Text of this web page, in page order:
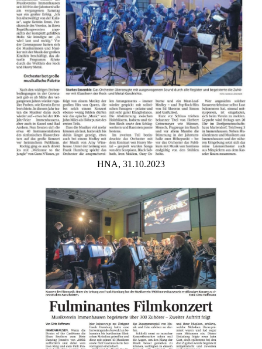
HNA, 31.10.2023